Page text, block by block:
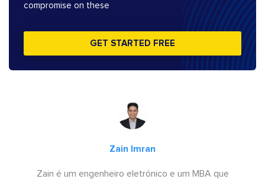
compromise on these
GET STARTED FREE
Zain Imran
Zain é um engenheiro eletrónico e um MBA que